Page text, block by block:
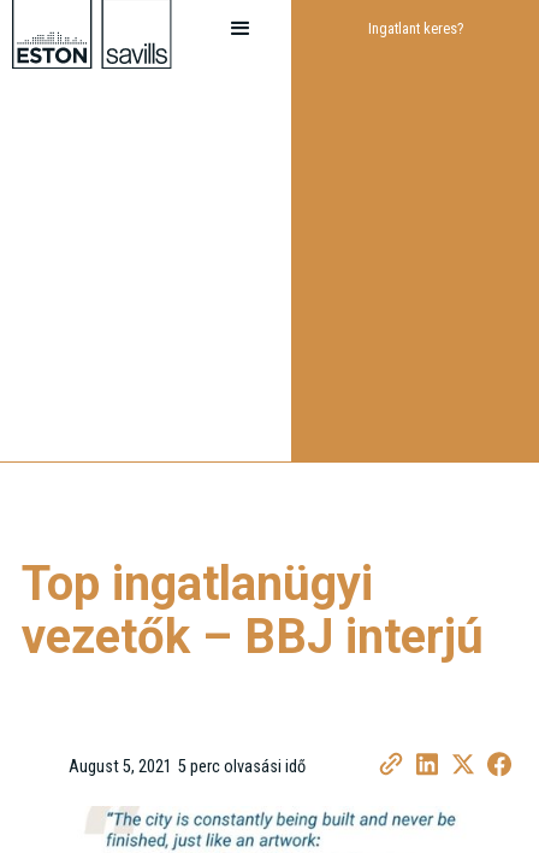
Ingatlant keres?
Top ingatlanügyi
vezetők – BBJ interjú
August 5, 2021 5 perc olvasási idő